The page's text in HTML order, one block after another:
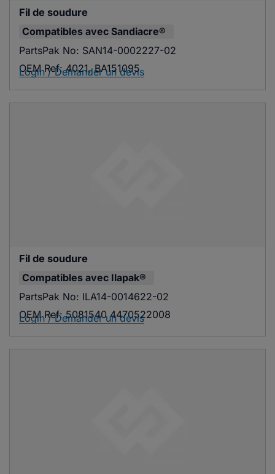
Fil de soudure
Compatibles avec Sandiacre®
PartsPak No: SAN14-0002227-02
OEM Ref: 4021, BA151095
Login / Demander un devis
Fil de soudure
Compatibles avec Ilapak®
PartsPak No: ILA14-0014622-02
OEM Ref: 5081540 4470522008
Login / Demander un devis